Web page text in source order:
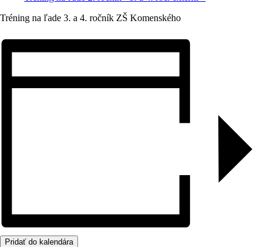
Tréning na ľade 3. a 4. ročník ZŠ Komenského
Pridať do kalendára